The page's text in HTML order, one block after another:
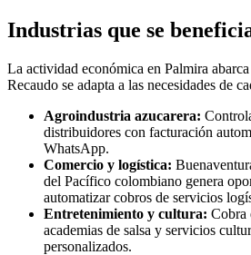
Industrias que se
La actividad económica en Palmira
Recaudo se adapta a las necesidades de
Agroindustria azucarera:
distribuidores con facturación
WhatsApp.
Comercio y logística:
del Pacífico colombiano genera
automatizar cobros de servicios
Entretenimiento y cultura: Cobra
academias de salsa y servicios
personalizados.